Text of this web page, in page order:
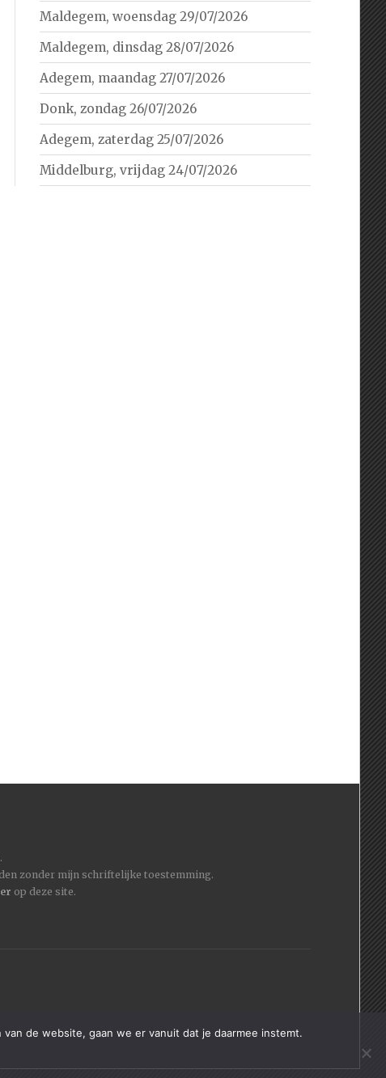
Maldegem, woensdag 29/07/2026
Maldegem, dinsdag 28/07/2026
Adegem, maandag 27/07/2026
Donk, zondag 26/07/2026
Adegem, zaterdag 25/07/2026
Middelburg, vrijdag 24/07/2026
zonder mijn schriftelijke toestemming.
op deze site.
de website, gaan we er vanuit dat je daarmee instemt.